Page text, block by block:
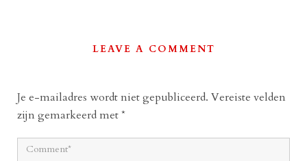
LEAVE A COMMENT
Je e-mailadres wordt niet gepubliceerd. Vereiste velden
zijn gemarkeerd met*